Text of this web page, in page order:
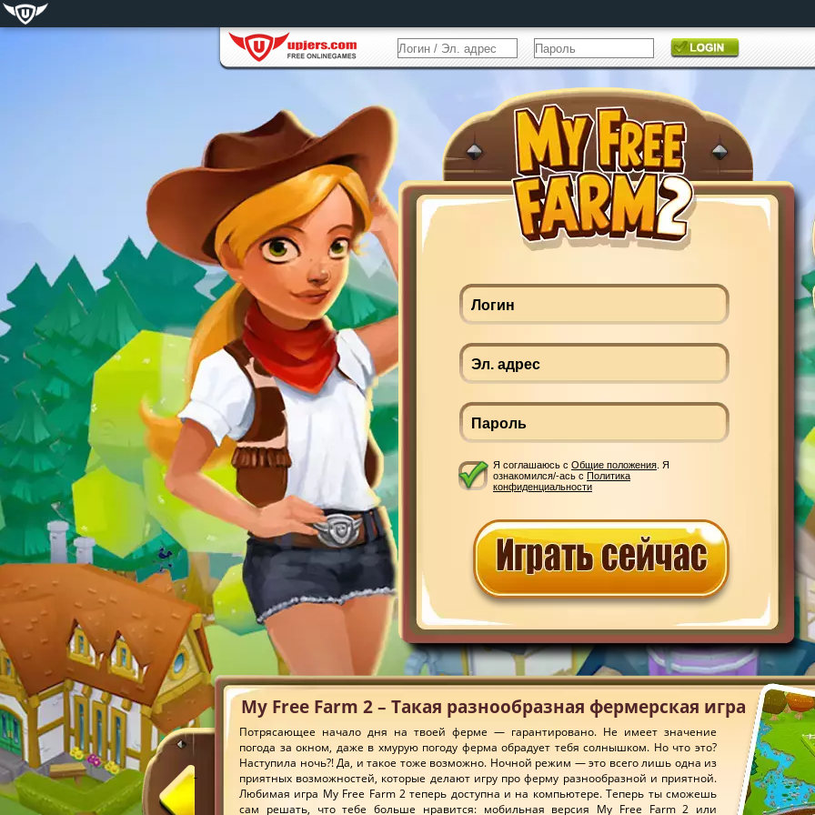
My Free Farm 2 – Такая разнообразная фермерская игра
Потрясающее начало дня на твоей ферме — гарантировано. Не имеет значение
погода за окном, даже в хмурую погоду ферма обрадует тебя солнышком. Но что это?
Наступила ночь?! Да, и такое тоже возможно. Ночной режим — это всего лишь одна из
приятных возможностей, которые делают игру про ферму разнообразной и приятной.
Любимая игра My Free Farm 2 теперь доступна и на компьютере. Теперь ты сможешь
сам решать, что тебе больше нравится: мобильная версия My Free Farm 2 или
Я соглашаюсь с Общие положения . Я
ознакомился/-ась с Политика
конфиденциальности